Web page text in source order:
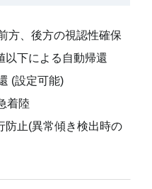
方、後方の視認性確保
以下による自動帰還
(設定可能)
着陸
防止(異常傾き検出時の